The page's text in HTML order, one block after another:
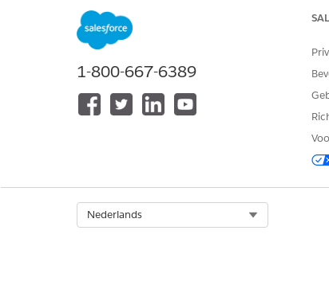
Klik op de
HEEFT DIT ARTIKEL UW
Laat ons weten wat we
1-800-667-6389
Nederlands